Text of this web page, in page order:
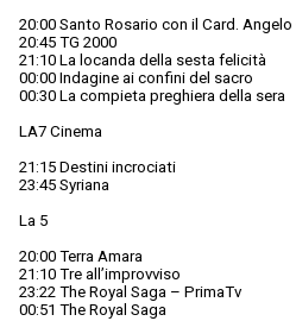
20:00 Santo Rosario con il Card.
20:45 TG 2000
21:10 La locanda della sesta felicità
00:00 Indagine ai confini del sacro
00:30 La compieta preghiera della sera
LA7 Cinema
21:15 Destini incrociati
23:45 Syriana
La 5
20:00 Terra Amara
21:10 Tre all’improvviso
23:22 The Royal Saga – PrimaTv
00:51 The Royal Saga